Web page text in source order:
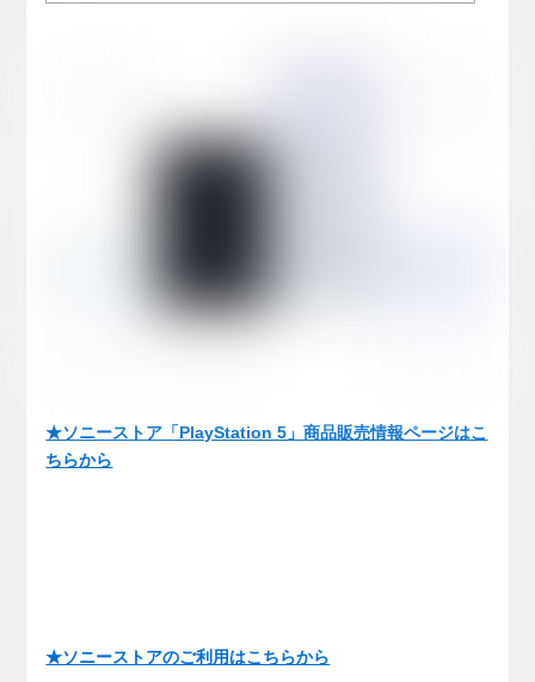
★ソニーストア「PlayStation 5」商品販売情報ページはこ
ちらから
★ソニーストアのご利用はこちらから